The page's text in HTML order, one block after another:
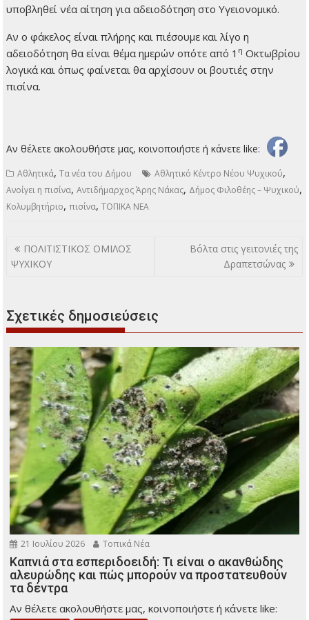
υποβληθεί νέα αίτηση για αδειοδότηση στο Υγειονομικό.
Αν ο φάκελος είναι πλήρης και πιέσουμε και λίγο η
αδειοδότηση θα είναι θέμα ημερών οπότε από 1 η Οκτωβρίου
λογικά και όπως φαίνεται θα αρχίσουν οι βουτιές στην
πισίνα.
Αν θέλετε ακολουθήστε μας, κοινοποιήστε ή κάνετε like:
Αθλητικά,Τα νέα του Δήμου Αθλητικό Κέντρο Νέου Ψυχικού,
Ανοίγει η πισίνα,Αντιδήμαρχος Άρης Νάκας, Δήμος Φιλοθέης – Ψυχικού,
Κολυμβητήριο,πισίνα,ΤΟΠΙΚΑ ΝΕΑ
Πλοήγηση
άρθρων
ΠΟΛΙΤΙΣΤΙΚΟΣ ΟΜΙΛΟΣ
ΨΥΧΙΚΟΥ
Βόλτα στις γειτονιές της
Δραπετσώνας
Σχετικές δημοσιεύσεις
21 Ιουλίου 2026 Τοπικά Νέα
Καπνιά στα εσπεριδοειδή: Τι είναι ο ακανθώδης
αλευρώδης και πώς μπορούν να προστατευθούν
τα δέντρα
Αν θέλετε ακολουθήστε μας, κοινοποιήστε ή κάνετε like: